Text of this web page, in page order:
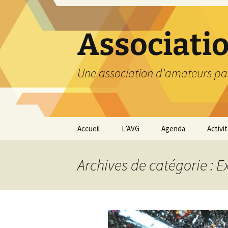
contenu
Une association d'amateurs
Accueil L’AVG
Nos coordonnées
Agenda
Archives de catégorie :